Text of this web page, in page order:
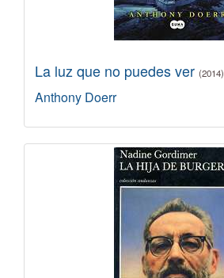
La luz que no puedes ver (2014)
Anthony Doerr